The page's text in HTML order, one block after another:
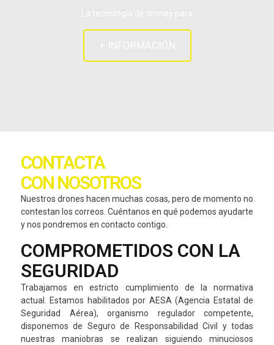
CONTACTA
CON NOSOTROS
Nuestros drones hacen muchas cosas, pero de momento no
contestan los correos. Cuéntanos en qué podemos ayudarte
y nos pondremos en contacto contigo.
COMPROMETIDOS CON LA
SEGURIDAD
Trabajamos en estricto cumplimiento de la normativa
actual. Estamos habilitados por AESA (Agencia Estatal de
Seguridad Aérea), organismo regulador competente,
disponemos de Seguro de Responsabilidad Civil y todas
nuestras maniobras se realizan siguiendo minuciosos